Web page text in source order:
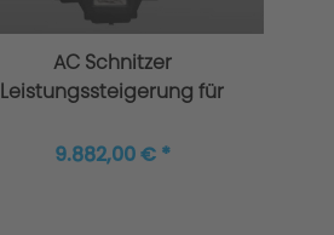
AC Schnitzer
Leistungssteigerung für
G80 Limousine inklusive
9.882,00 € *